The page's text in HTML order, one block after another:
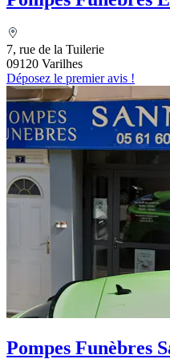
7, rue de la Tuilerie
09120 Varilhes
Déposez le premier avis !
Pompes Funèbres